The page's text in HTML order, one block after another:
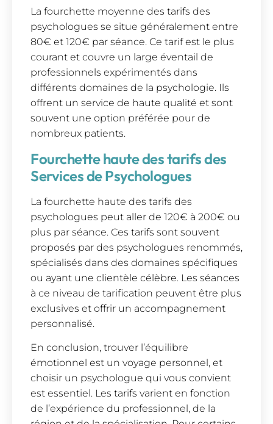
La fourchette moyenne des tarifs des
psychologues se situe généralement entre
80€ et 120€ par séance. Ce tarif est le plus
courant et couvre un large éventail de
professionnels expérimentés dans
différents domaines de la psychologie. Ils
offrent un service de haute qualité et sont
souvent une option préférée pour de
nombreux patients.
Fourchette haute des tarifs des
Services de Psychologues
La fourchette haute des tarifs des
psychologues peut aller de 120€ à 200€ ou
plus par séance. Ces tarifs sont souvent
proposés par des psychologues renommés,
spécialisés dans des domaines spécifiques
ou ayant une clientèle célèbre. Les séances
à ce niveau de tarification peuvent être plus
exclusives et offrir un accompagnement
personnalisé.
En conclusion, trouver l’équilibre
émotionnel est un voyage personnel, et
choisir un psychologue qui vous convient
est essentiel. Les tarifs varient en fonction
de l’expérience du professionnel, de la